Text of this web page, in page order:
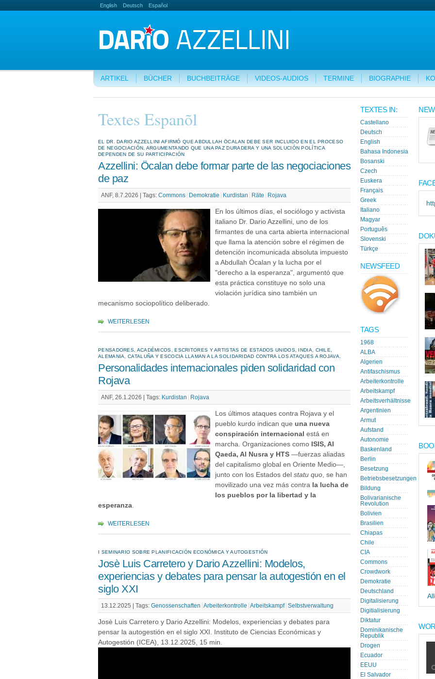
English Deutsch Español
ARTIKEL BÜCHER BUCHBEITRÄGE VIDEOS-AUDIOS TERMINE BIOGRAPHIE
Textes Espanõl
EL DR. DARIO AZZELLINI AFIRMÓ QUE ABDULLAH ÖCALAN DEBE SER INCLUIDO EN EL PROCESO
DE NEGOCIACIÓN, ARGUMENTANDO QUE UNA PAZ DURADERA Y UNA SOLUCIÓN POLÍTICA
DEPENDEN DE SU PARTICIPACIÓN
Azzellini: Öcalan debe formar parte de las negociaciones
de paz
ANF, 8.7.2026 | Tags: Commons Demokratie Kurdistan Räte Rojava
En los últimos días, el sociólogo y activista
italiano Dr. Dario Azzellini, uno de los
firmantes de una carta abierta internacional
que llama la atención sobre el régimen de
detención incomunicada absoluta impuesto
a Abdullah Öcalan y la lucha por el
"derecho a la esperanza", argumentó que
esta práctica constituye no solo una
violación jurídica sino también un
mecanismo sociopolítico deliberado.
WEITERLESEN
PENSADORES, ACADÉMICOS, ESCRITORES Y ARTISTAS DE ESTADOS UNIDOS, INDIA, CHILE,
ALEMANIA, CATALUÑA Y ESCOCIA LLAMAN A LA SOLIDARIDAD CONTRA LOS ATAQUES A ROJAVA.
Personalidades internacionales piden solidaridad con
Rojava
ANF, 26.1.2026 | Tags: Kurdistan Rojava
Los últimos ataques contra Rojava y el
pueblo kurdo indican que una nueva
conspiración internacional está en
marcha. Organizaciones como ISIS, Al
Qaeda, Al Nusra y HTS —fuerzas aliadas
del capitalismo global en Oriente Medio—,
junto con los Estados del statu quo, se han
movilizado una vez más contra la lucha de
los pueblos por la libertad y la
esperanza.
WEITERLESEN
I SEMINARIO SOBRE PLANIFICACIÓN ECONÓMICA Y AUTOGESTIÓN
Josè Luis Carretero y Dario Azzellini: Modelos,
experiencias y debates para pensar la autogestión en el
siglo XXI
13.12.2025 | Tags: Genossenschaften Arbeiterkontrolle Arbeitskampf Selbstverwaltung
Josè Luis Carretero y Dario Azzellini: Modelos, experiencias y debates para
pensar la autogestión en el siglo XXI. Instituto de Ciencias Económicas y
Autogestión (ICEA), 13.12.2025, 15 min.
TEXTES IN:
Castellano
Deutsch
English
Bahasa Indonesia
Bosanski
Czech
Euskera
Français
Greek
Italiano
Magyar
Português
Slovenski
Türkçe
NEWSFEED
TAGS
1968
ALBA
Algerien
Antifaschismus
Arbeiterkontrolle
Arbeitskampf
Arbeitsverhältnisse
Argentinien
Armut
Aufstand
Autonomie
Baskenland
Berlin
Besetzung
Betriebsbesetzungen
Bildung
Bolivarianische
Revolution
Bolivien
Brasilien
Chiapas
Chile
CIA
Commons
Crowdwork
Demokratie
Deutschland
Digitalisierung
Digitialisierung
Diktatur
Dominikanische
Republik
Drogen
Ecuador
EEUU
El Salvador